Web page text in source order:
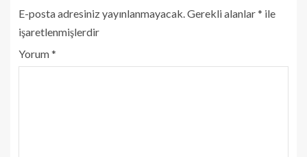
E-posta adresiniz yayınlanmayacak.Gerekli alanlar* ile
işaretlenmişlerdir
Yorum*